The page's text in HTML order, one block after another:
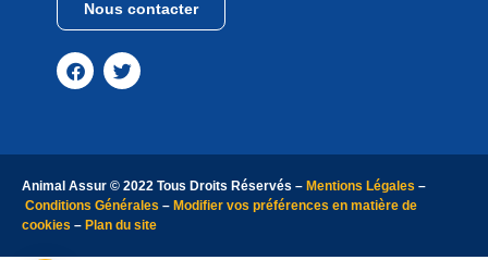
Nous contacter
Animal Assur © 2022 Tous Droits Réservés – Mentions Légales –
Conditions Générales – Modifier vos préférences en matière de
cookies – Plan du site
Continuer sans accepter
Bonjour
Et Bienvenue sur le site Animal
utilisateur lors de votre navigation sur notre site web, nous utilisons
des cookies de navigation, et nous vous donnons le choix sur ce que
vous souhaitez activer. Bonne navigation.
Lire la politique de confidentialité